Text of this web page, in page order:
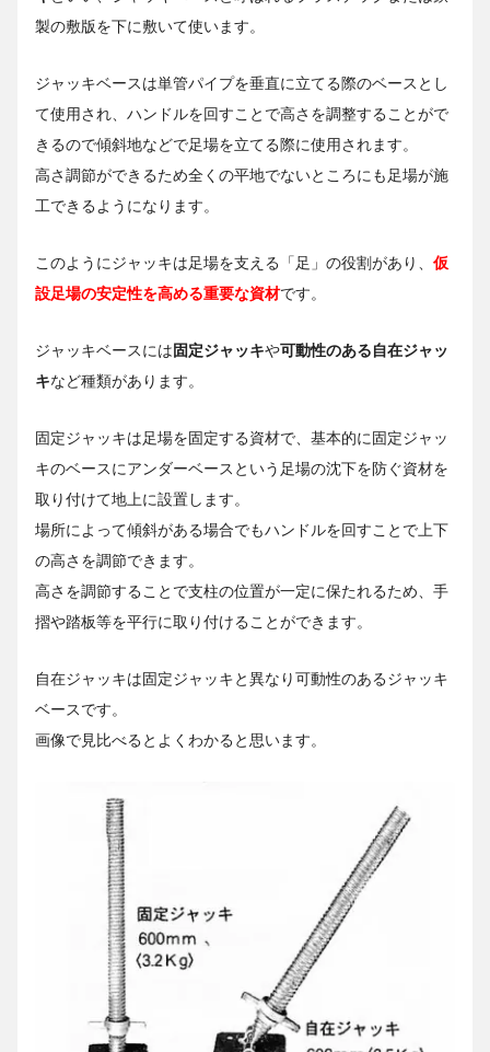
製の敷版を下に敷いて使います。
ジャッキベースは単管パイプを垂直に立てる際のベースとし
て使用され、ハンドルを回すことで高さを調整することがで
きるので傾斜地などで足場を立てる際に使用されます。
高さ調節ができるため全くの平地でないところにも足場が施
工できるようになります。
このようにジャッキは足場を支える「足」の役割があり、 仮
設足場の安定性を高める重要な資材です。
ジャッキベースには固定ジャッキや可動性のある自在ジャッ
キなど種類があります。
固定ジャッキは足場を固定する資材で、基本的に固定ジャッ
キのベースにアンダーベースという足場の沈下を防ぐ資材を
取り付けて地上に設置します。
場所によって傾斜がある場合でもハンドルを回すことで上下
の高さを調節できます。
高さを調節することで支柱の位置が一定に保たれるため、手
摺や踏板等を平行に取り付けることができます。
自在ジャッキは固定ジャッキと異なり可動性のあるジャッキ
ベースです。
画像で見比べるとよくわかると思います。